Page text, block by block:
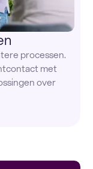
processen.
met
over